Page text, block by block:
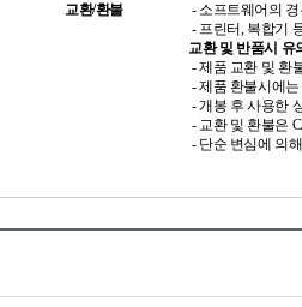
교환/환불
- 소프트웨어의
- 프린터, 복합기
교환 및 반품시 유
- 제품 교환 및 환
- 제품 환불시에
- 개봉 후 사용한
- 교환 및 환불은
- 단순 변심에 의